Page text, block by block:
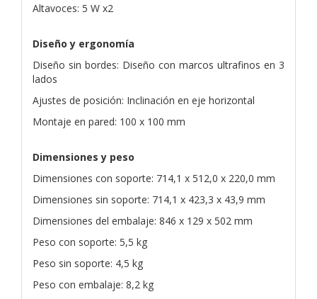
Altavoces: 5 W x2
Diseño y ergonomía
Diseño sin bordes: Diseño con marcos ultrafinos en 3
lados
Ajustes de posición: Inclinación en eje horizontal
Montaje en pared: 100 x 100 mm
Dimensiones y peso
Dimensiones con soporte: 714,1 x 512,0 x 220,0 mm
Dimensiones sin soporte: 714,1 x 423,3 x 43,9 mm
Dimensiones del embalaje: 846 x 129 x 502 mm
Peso con soporte: 5,5 kg
Peso sin soporte: 4,5 kg
Peso con embalaje: 8,2 kg